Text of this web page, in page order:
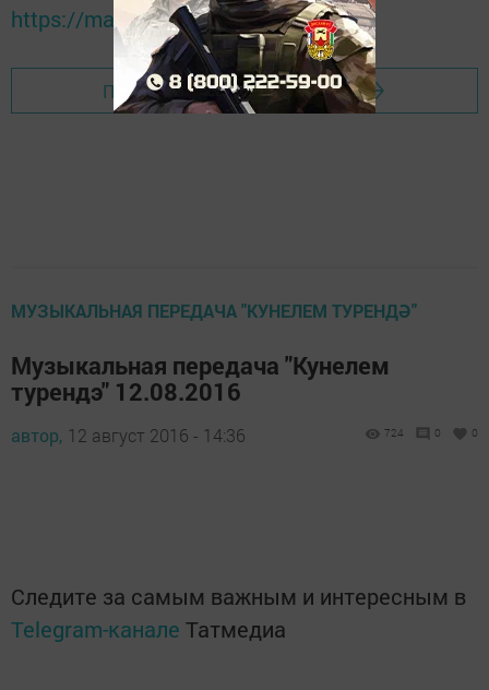
https://max.ru/tatmedia
Перейти на страницу новости
МУЗЫКАЛЬНАЯ ПЕРЕДАЧА "КУНЕЛЕМ ТУРЕНДӘ"
Музыкальная передача "Кунелем
турендэ" 12.08.2016
автор, 12 август 2016 - 14:36 724 0 0
Следите за самым важным и интересным в
Telegram-канале Татмедиа